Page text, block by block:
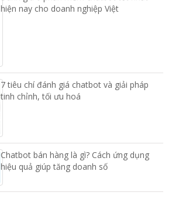
hiện nay cho doanh nghiệp Việt
7 tiêu chí đánh giá chatbot và giải pháp
tinh chỉnh, tối ưu hoá
Chatbot bán hàng là gì? Cách ứng dụng
hiệu quả giúp tăng doanh số